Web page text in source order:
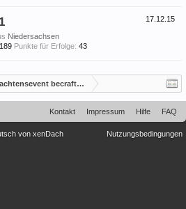
17.12.15
Niedersachsen
189 Punkte für Erfolge: 43
becrafted: 27.12.2015 ab 14:00 Uhr
Kontakt Impressum Hilfe FAQ
Nutzungsbedingungen
von xenDach